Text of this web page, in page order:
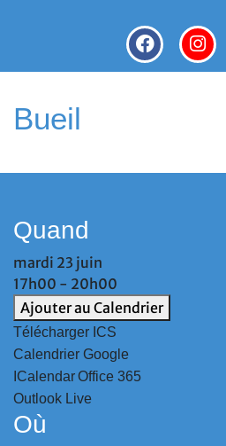
Bueil
Quand
mardi 23 juin
17h00 - 20h00
Ajouter au Calendrier
Télécharger ICS
Calendrier Google
ICalendarOffice 365
Outlook Live
Où